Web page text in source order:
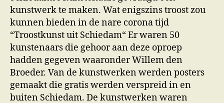
kunstwerk te maken. Wat enigszins troost zou
kunnen bieden in de nare corona tijd
“Troostkunst uit Schiedam“ Er waren 50
kunstenaars die gehoor aan deze oproep
hadden gegeven waaronder Willem den
Broeder. Van de kunstwerken werden posters
gemaakt die gratis werden verspreid in en
buiten Schiedam. De kunstwerken waren